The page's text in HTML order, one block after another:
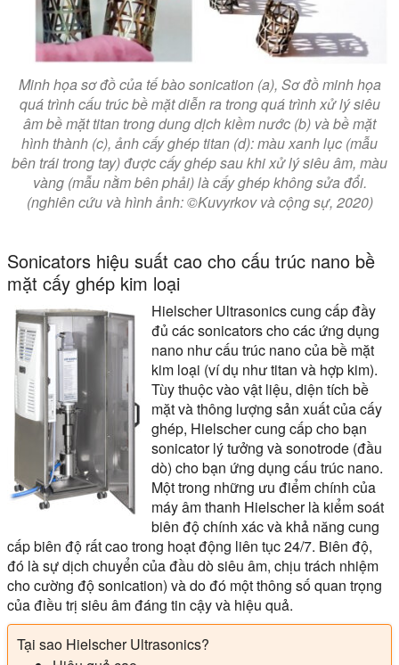
Minh họa sơ đồ của tế bào sonication (a), Sơ đồ minh họa
quá trình cấu trúc bề mặt diễn ra trong quá trình xử lý siêu
âm bề mặt titan trong dung dịch kiềm nước (b) và bề mặt
hình thành (c), ảnh cấy ghép titan (d): màu xanh lục (mẫu
bên trái trong tay) được cấy ghép sau khi xử lý siêu âm, màu
vàng (mẫu nằm bên phải) là cấy ghép không sửa đổi.
(nghiên cứu và hình ảnh: ©Kuvyrkov và cộng sự, 2020)
Sonicators hiệu suất cao cho cấu trúc nano bề
mặt cấy ghép kim loại
Hielscher Ultrasonics cung cấp đầy
đủ các sonicators cho các ứng dụng
nano như cấu trúc nano của bề mặt
kim loại (ví dụ như titan và hợp kim).
Tùy thuộc vào vật liệu, diện tích bề
mặt và thông lượng sản xuất của cấy
ghép, Hielscher cung cấp cho bạn
sonicator lý tưởng và sonotrode (đầu
dò) cho bạn ứng dụng cấu trúc nano.
Một trong những ưu điểm chính của
máy âm thanh Hielscher là kiểm soát
biên độ chính xác và khả năng cung
cấp biên độ rất cao trong hoạt động liên tục 24/7. Biên độ,
đó là sự dịch chuyển của đầu dò siêu âm, chịu trách nhiệm
cho cường độ sonication) và do đó một thông số quan trọng
của điều trị siêu âm đáng tin cậy và hiệu quả.
Tại sao Hielscher Ultrasonics?